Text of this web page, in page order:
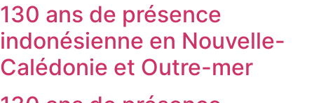
130 ans de présence
indonésienne en Nouvelle-
Calédonie et Outre-mer